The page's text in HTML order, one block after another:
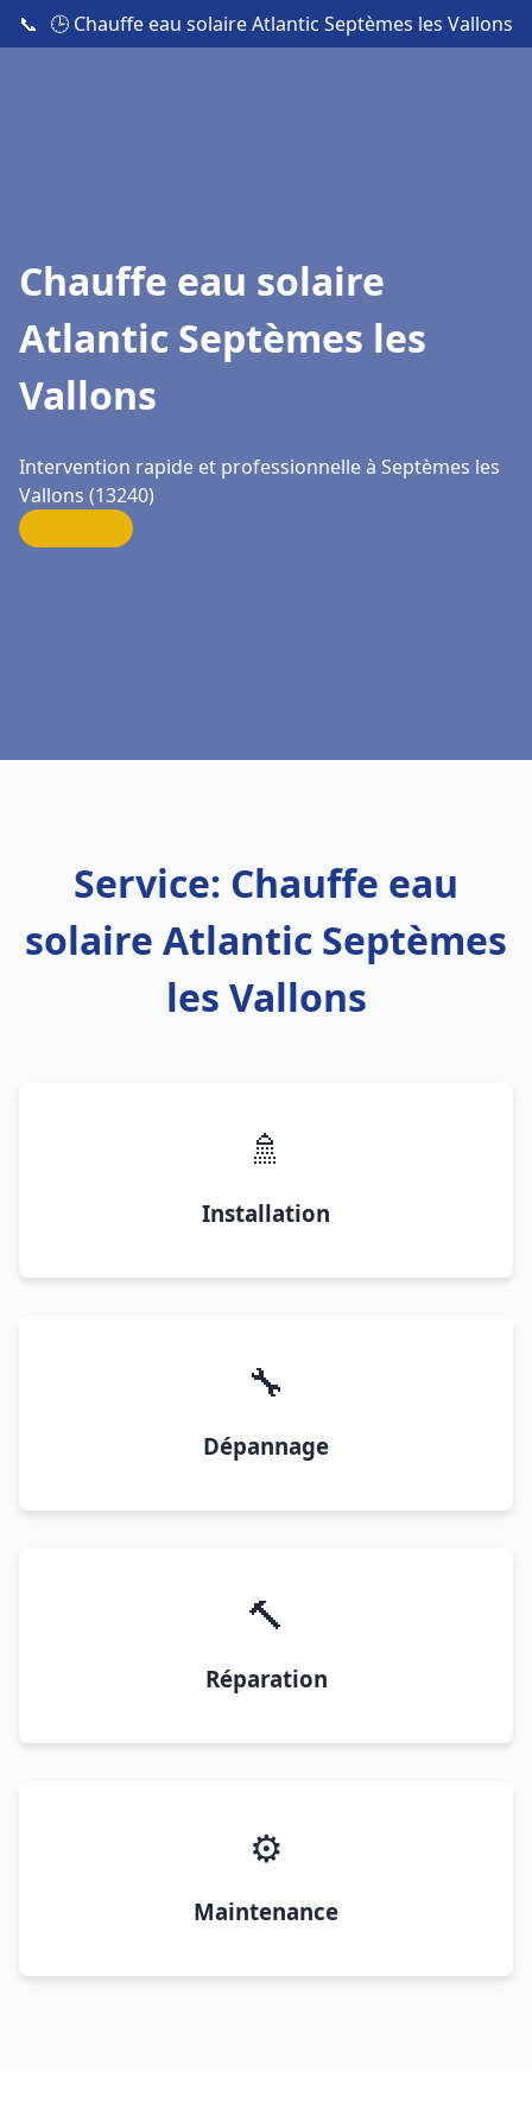
📞 🕒 Chauffe eau solaire Atlantic Septèmes les Vallons
Chauffe eau solaire
Atlantic Septèmes les
Vallons
Intervention rapide et professionnelle à Septèmes les
Vallons (13240)
Service: Chauffe eau
solaire Atlantic Septèmes
les Vallons
🚿
Installation
🔧
Dépannage
🔨
Réparation
⚙️
Maintenance